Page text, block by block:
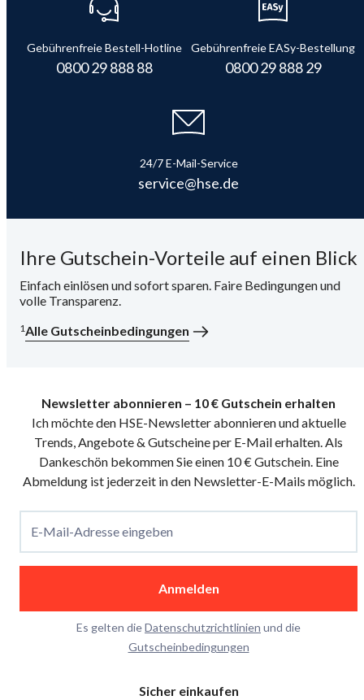
Gebührenfreie Bestell-Hotline
0800 29 888 88
Gebührenfreie EASy-Bestellung
0800 29 888 29
24/7 E-Mail-Service
service@hse.de
Ihre Gutschein-Vorteile auf einen Blick
Einfach einlösen und sofort sparen. Faire Bedingungen und
volle Transparenz.
1Alle Gutscheinbedingungen
Newsletter abonnieren – 10 € Gutschein erhalten
Ich möchte den HSE-Newsletter abonnieren und aktuelle
Trends, Angebote & Gutscheine per E-Mail erhalten. Als
Dankeschön bekommen Sie einen 10 € Gutschein. Eine
Abmeldung ist jederzeit in den Newsletter-E-Mails möglich.
E-Mail-Adresse eingeben
Anmelden
Es gelten dieDatenschutzrichtlinien und die
Gutscheinbedingungen
Sicher einkaufen